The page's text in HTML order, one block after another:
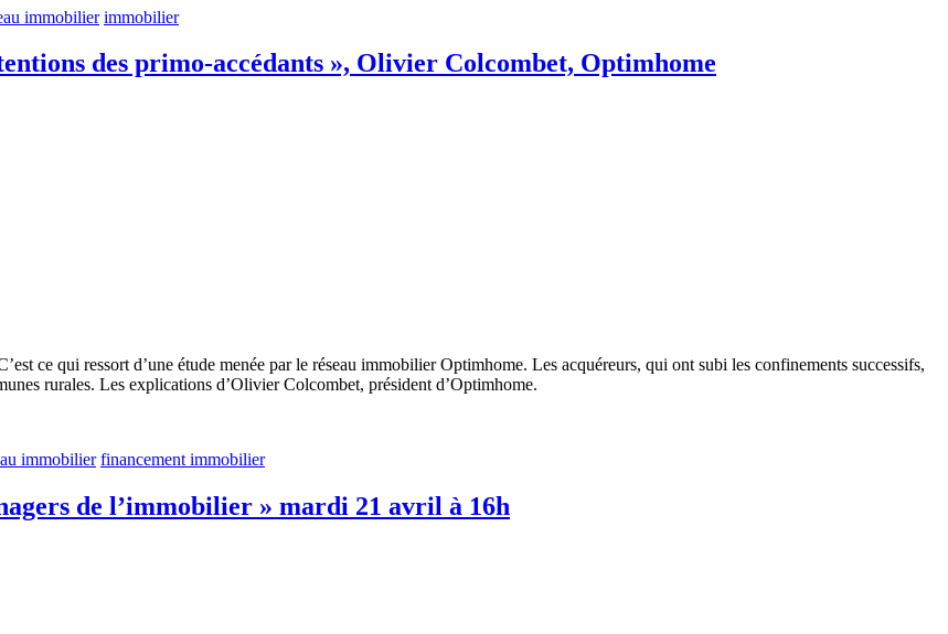
immobilier immobilier
des primo-accédants », Olivier Colcombet, Optimhome
ce qui ressort d’une étude menée par le réseau immobilier Optimhome. Les acquéreurs, qui ont subi les confinements successifs,
rurales. Les explications d’Olivier Colcombet, président d’Optimhome.
immobilier financement immobilier
de l’immobilier » mardi 21 avril à 16h